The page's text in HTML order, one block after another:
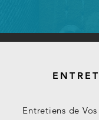
Entretiens de